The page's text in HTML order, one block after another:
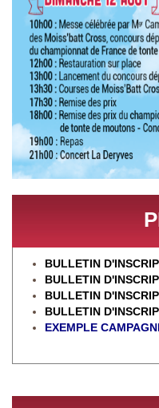
BULLETIN
BULLETIN
BULLETIN
BULLETIN
EXEMPLE